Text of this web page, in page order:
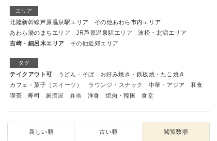
エリア
北陸新幹線芦原温泉駅エリア
その他あわら市内エリア
あわら湯のまちエリア
JR芦原温泉駅エリア
波松・北潟エリア
吉崎・細呂木エリア
その他近郊エリア
タグ
テイクアウト可 うどん・そば
お好み焼き・鉄板焼・たこ焼き
カフェ・菓子（スイーツ）
ラウンジ・スナック 中華・アジア
和食
喫茶
寿司 居酒屋 弁当 洋食 焼肉・韓国 食堂
新しい順 古い順 閲覧数順